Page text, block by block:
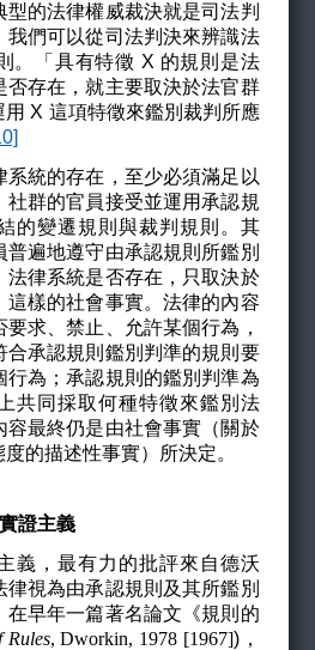
的法律權威裁決就是司法判
我們可以從司法判決來辨識法
。「具有特徵 X 的規則是法
否存在，就主要取決於法官群
X 這項特徵來鑑別裁判所應
統的存在，至少必須滿足以
社群的官員接受並運用承認規
的變遷規則與裁判規則。其
遍地遵守由承認規則所鑑別
法律系統是否存在，只取決於
這樣的社會事實。法律的內容
求、禁止、允許某個行為，
合承認規則鑑別判準的規則要
行為；承認規則的鑑別判準為
共同採取何種特徵來鑑別法
容最終仍是由社會事實（關於
的描述性事實）所決定。
證主義
義，最有力的批評來自德沃
視為由承認規則及其所鑑別
在早年一篇著名論文《規則的
Rules, Dworkin, 1978 [1967])，